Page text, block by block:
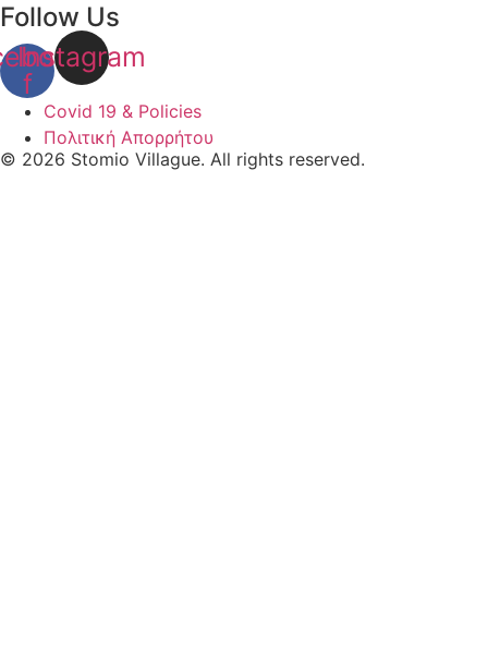
Follow Us
f
Instagram
Covid 19 & Policies
Πολιτική Απορρήτου
© 2026 Stomio Villague. All rights reserved.